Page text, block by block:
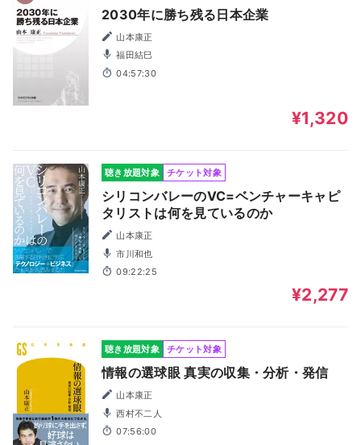
2030年に勝ち残る日本企業
山本康正
福田結巳
04:57:30
¥1,320
聴き放題対象 チケット対象
シリコンバレーのVC=ベンチャーキャピ
タリストは何を見ているのか
山本康正
市川和也
09:22:25
¥2,277
聴き放題対象 チケット対象
情報の選球眼 真実の収集・分析・発信
山本康正
西村不二人
07:56:00